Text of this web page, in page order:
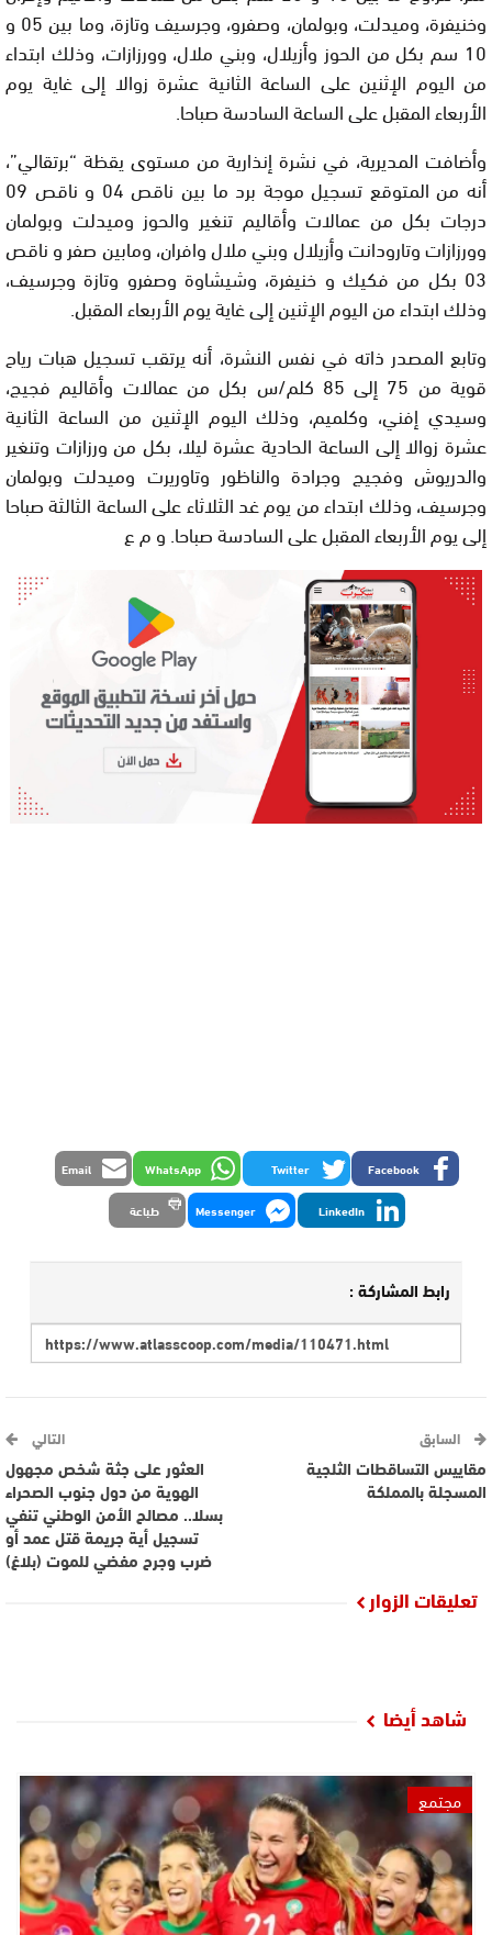
وخنيفرة، وميدلت، وبولمان، وصفرو، وجرسيف وتازة، وما بين 05 و
10 سم بكل من الحوز وأزيلال، وبني ملال، وورزازات، وذلك ابتداء
من اليوم الإثنين على الساعة الثانية عشرة زوالا إلى غاية يوم
الأربعاء المقبل على الساعة السادسة صباحا.
وأضافت المديرية، في نشرة إنذارية من مستوى يقظة “برتقالي”،
أنه من المتوقع تسجيل موجة برد ما بين ناقص 04 و ناقص 09
درجات بكل من عمالات وأقاليم تنغير والحوز وميدلت وبولمان
وورزازات وتارودانت وأزيلال وبني ملال وافران، ومابين صفر و ناقص
03 بكل من فكيك و خنيفرة، وشيشاوة وصفرو وتازة وجرسيف،
وذلك ابتداء من اليوم الإثنين إلى غاية يوم الأربعاء المقبل.
وتابع المصدر ذاته في نفس النشرة، أنه يرتقب تسجيل هبات رياح
قوية من 75 إلى 85 كلم/س بكل من عمالات وأقاليم فجيج،
وسيدي إفني، وكلميم، وذلك اليوم الإثنين من الساعة الثانية
عشرة زوالا إلى الساعة الحادية عشرة ليلا، بكل من ورزازات وتنغير
والدريوش وفجيج وجرادة والناظور وتاوريرت وميدلت وبولمان
وجرسيف، وذلك ابتداء من يوم غد الثلاثاء على الساعة الثالثة صباحا
إلى يوم الأربعاء المقبل على السادسة صباحا. و م ع
Facebook
Twitter
WhatsApp
Email
LinkedIn
Messenger طباعة
رابط المشاركة :
السابق
مقاييس التساقطات الثلجية
المسجلة بالمملكة
التالي
العثور على جثة شخص مجهول
الهوية من دول جنوب الصحراء
بسلا.. مصالح الأمن الوطني تنفي
تسجيل أية جريمة قتل عمد أو
ضرب وجرح مفضي للموت (بلاغ)
تعليقات الزوار
شاهد أيضا
مجتمع